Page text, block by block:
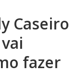
Caseiro
fazer